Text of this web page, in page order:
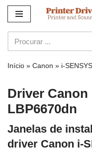
para
o
conteúdo
Início » Canon » i-SENSYS
Driver Canon
LBP6670dn
Janelas de
driver Canon i-